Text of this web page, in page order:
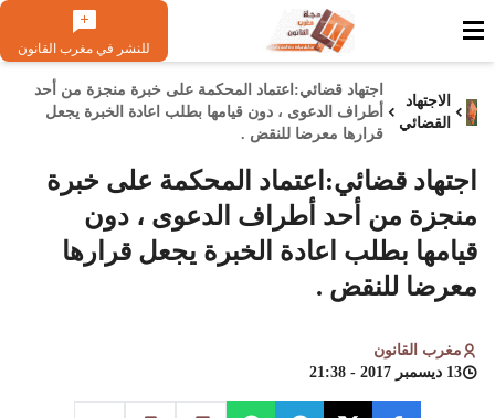
للنشر في مغرب القانون
الاجتهاد
القضائي
اجتهاد قضائي:اعتماد المحكمة على خبرة منجزة من أحد
أطراف الدعوى ، دون قيامها بطلب اعادة الخبرة يجعل
قرارها معرضا للنقض .
اجتهاد قضائي:اعتماد المحكمة على خبرة
منجزة من أحد أطراف الدعوى ، دون
قيامها بطلب اعادة الخبرة يجعل قرارها
معرضا للنقض .
مغرب القانون
13 ديسمبر 2017 - 21:38